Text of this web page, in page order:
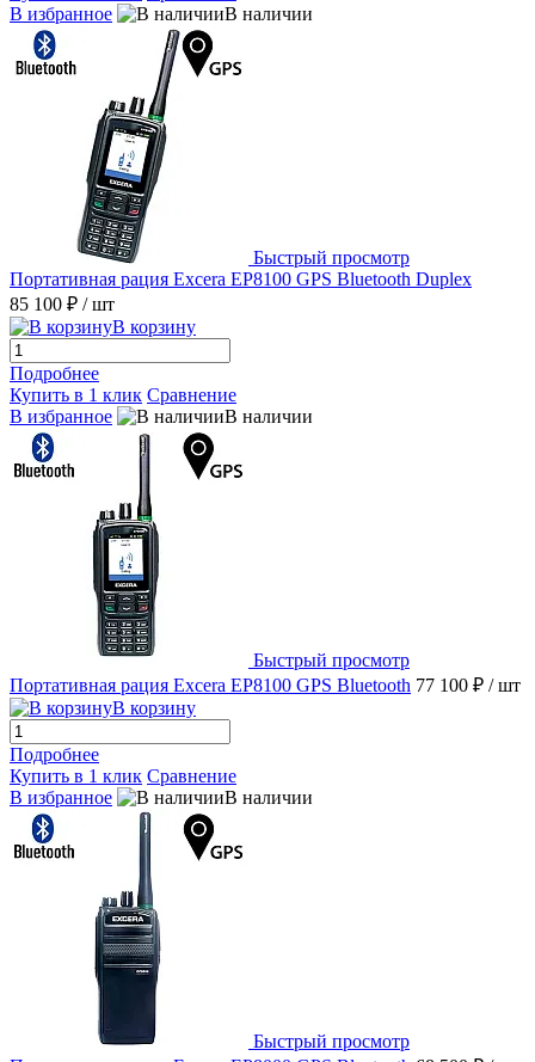
В избранное
В наличии
Быстрый просмотр
Портативная рация Excera EP8100 GPS Bluetooth Duplex
85 100 ₽ / шт
В корзину
Подробнее
Купить в 1 клик Сравнение
В избранное
В наличии
Быстрый просмотр
Портативная рация Excera EP8100 GPS Bluetooth 77 100 ₽ / шт
В корзину
Подробнее
Купить в 1 клик Сравнение
В избранное
В наличии
Быстрый просмотр